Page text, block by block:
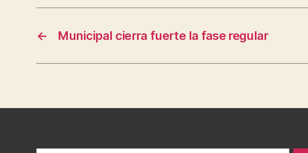
← Municipal cierra fuerte la fase regular